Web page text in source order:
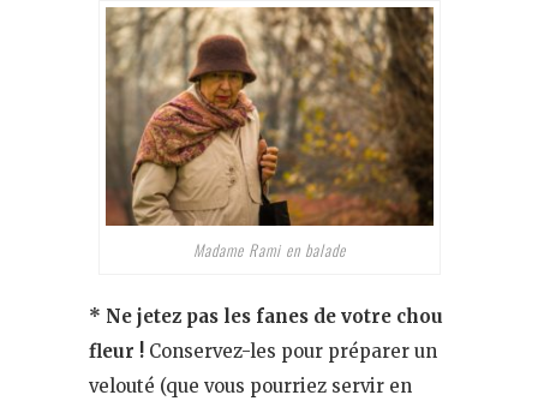
Madame Rami en balade
* Ne jetez pas les fanes de votre chou
fleur ! Conservez-les pour préparer un
velouté (que vous pourriez servir en